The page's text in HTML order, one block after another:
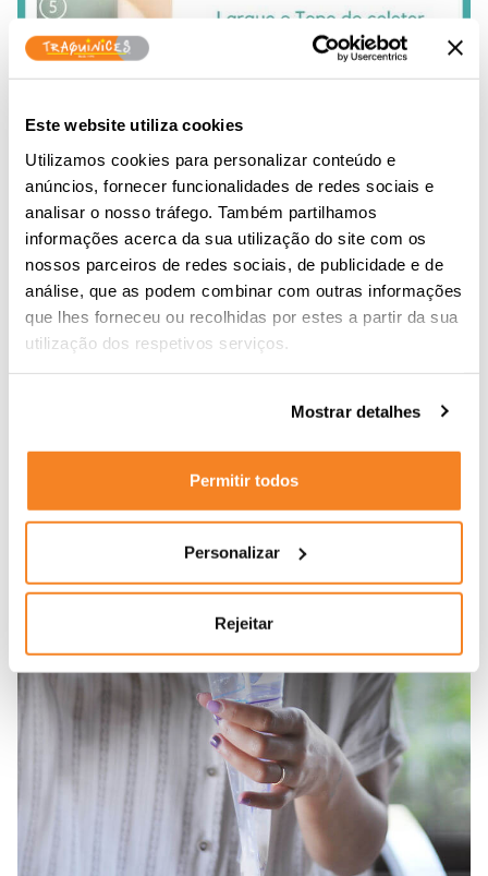
Este website utiliza cookies
Utilizamos cookies para personalizar conteúdo e
anúncios, fornecer funcionalidades de redes sociais e
analisar o nosso tráfego. Também partilhamos
informações acerca da sua utilização do site com os
nossos parceiros de redes sociais, de publicidade e de
análise, que as podem combinar com outras informações
que lhes forneceu ou recolhidas por estes a partir da sua
utilização dos respetivos serviços.
Mostrar detalhes
Permitir todos
Personalizar
Rejeitar